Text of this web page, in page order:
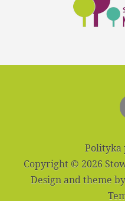
Polityka
Copyright © 2026
Design and theme